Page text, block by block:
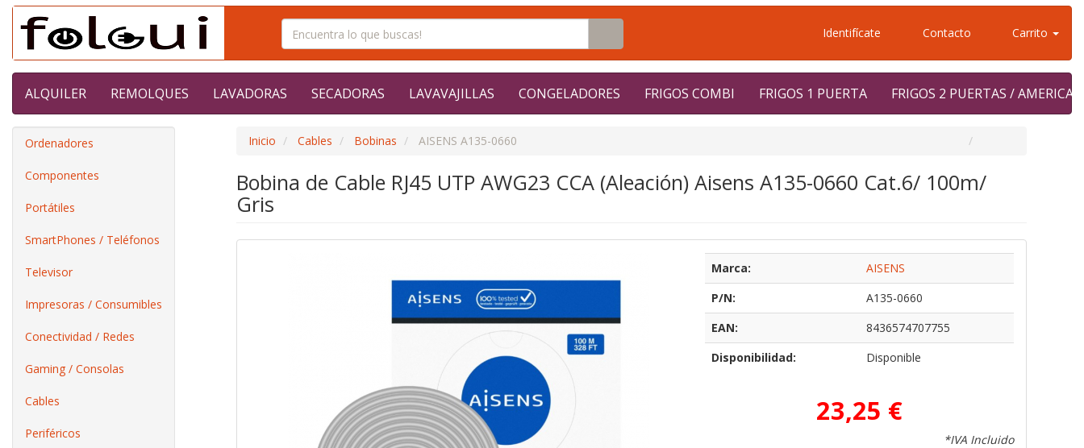
Identifícate Contacto Carrito
ALQUILER REMOLQUES LAVADORAS SECADORAS LAVAVAJILLAS CONGELADORES FRIGOS COMBI FRIGOS 1 PUERTA FRIGOS 2 PUERTAS /
Ordenadores
Componentes
Portátiles
SmartPhones / Teléfonos
Televisor
Impresoras / Consumibles
Conectividad / Redes
Gaming / Consolas
Cables
Periféricos
Inicio Cables Bobinas AISENS A135-0660
Bobina de Cable RJ45 UTP AWG23 CCA (Aleación) Aisens A135-0660 Cat.6/ 100m/
Gris
Marca:
AISENS
P/N:
A135-0660
EAN:
8436574707755
Disponibilidad:
Disponible
23,25 €
*IVA Incluido